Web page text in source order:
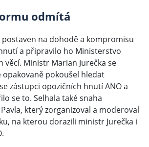
odmítá
na dohodě a kompromisu
a připravilo ho Ministerstvo
věcí. Ministr Marian Jurečka se
pokoušel hledat
zástupci opozičních hnutí ANO a
se to. Selhala také snaha
který zorganizoval a moderoval
na kterou dorazili ministr Jurečka i